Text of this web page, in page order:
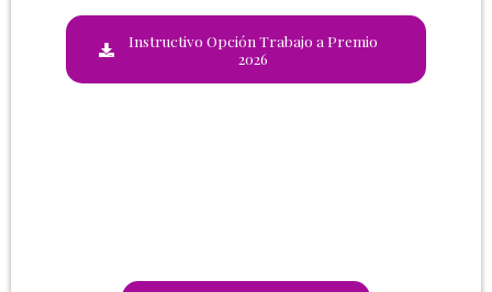
Instructivo Opción Trabajo a Premio
2026